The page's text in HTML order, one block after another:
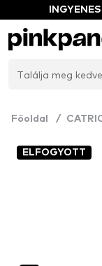
Főoldal /
ELFOGYOTT